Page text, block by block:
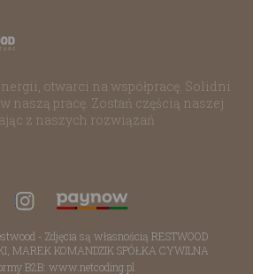
otwarci na współpracę. Solidni
naszą pracę. Zostań częścią naszej
z naszych rozwiązań
- Zdjęcia są własnością RESTWOOD
MAREK KOMANDZIK SPÓŁKA CYWILNA
B2B: www.netcoding.pl